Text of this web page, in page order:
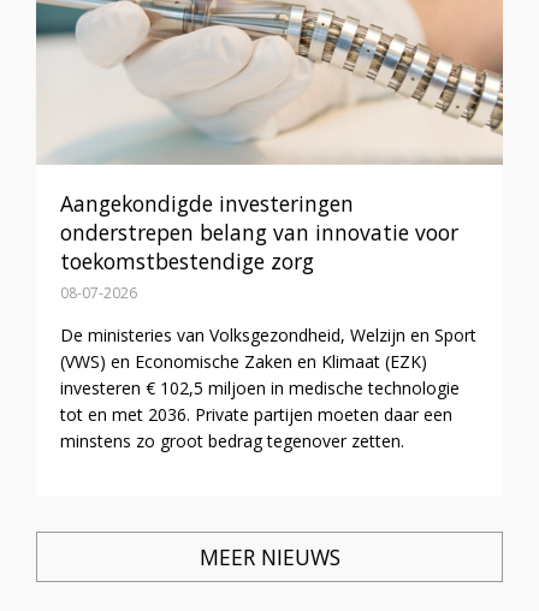
Aangekondigde investeringen
onderstrepen belang van innovatie voor
toekomstbestendige zorg
08-07-2026
De ministeries van Volksgezondheid, Welzijn en Sport
(VWS) en Economische Zaken en Klimaat (EZK)
investeren € 102,5 miljoen in medische technologie
tot en met 2036. Private partijen moeten daar een
minstens zo groot bedrag tegenover zetten.
MEER NIEUWS